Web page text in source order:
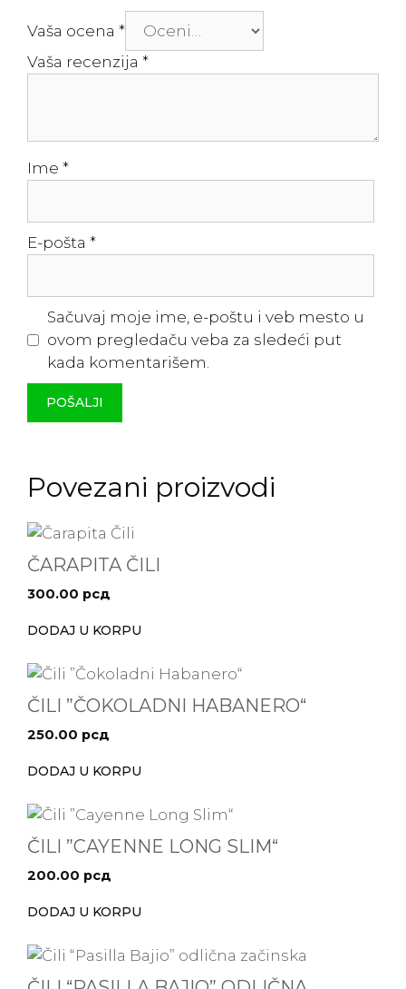
Vaša ocena *
Vaša recenzija *
Ime *
E-pošta *
Sačuvaj moje ime, e-poštu i veb mesto u
ovom pregledaču veba za sledeći put
kada komentarišem.
Povezani proizvodi
ČARAPITA ČILI
300.00 рсд
DODAJ U KORPU
ČILI ”ČOKOLADNI HABANERO“
250.00 рсд
DODAJ U KORPU
ČILI ”CAYENNE LONG SLIM“
200.00 рсд
DODAJ U KORPU